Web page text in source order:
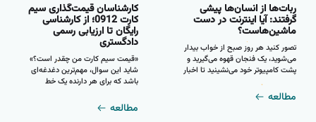
ربات‌ها از انسان‌ها پیشی
گرفتند: آیا اینترنت در دست
ماشین‌هاست؟
تصور کنید هر روز صبح از خواب بیدار
می‌شوید، یک فنجان قهوه می‌گیرید و
پشت کامپیوتر خود می‌نشینید تا اخبار
را مرور کنید. اما چیزی که می‌بینید،
گفتگوهای واقعی انسان‌ها نیست.
بسیاری از نظرات، مقالات و حتی
مطالعه
کارشناسان قیمت‌گذاری سیم
کارت 0912؛ از کارشناسی
رایگان تا ارزیابی رسمی
دادگستری
«قیمت سیم کارت من چقدر است؟»
شاید این سوال، مهم‌ترین دغدغه‌ای
باشد که برای هر دارنده یک خط
این سوال، کار ساده‌ای نیست و به یک
مطالعه